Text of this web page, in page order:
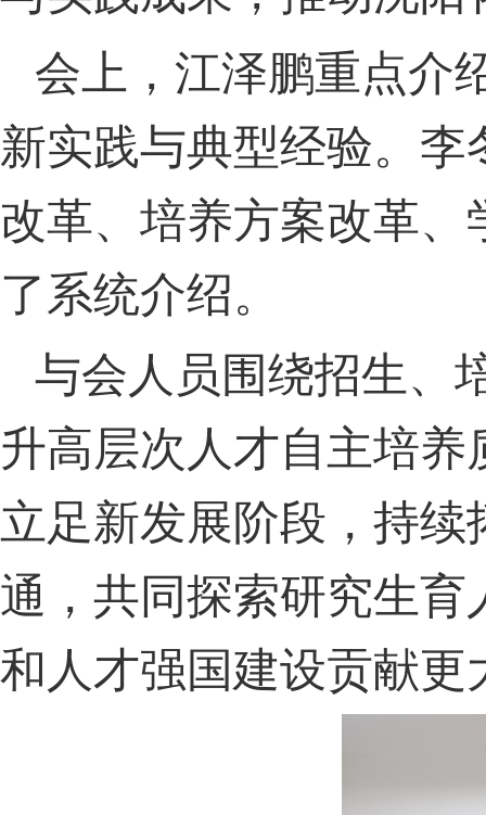
会上，江泽鹏重点介
新实践与典型经验。
改革、培养方案改革
了系统介绍。
与会人员围绕招生、
升高层次人才自主培
立足新发展阶段，持
通，共同探索研究生
和人才强国建设贡献更